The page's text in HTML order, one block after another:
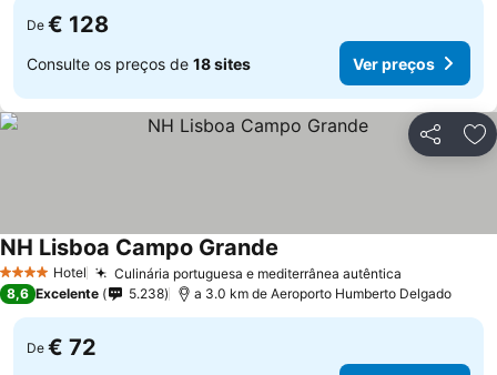
De € 128
Consulte os preços de 18 sites Ver preços
Partilhar
4 EstrelasHotel Culinária portuguesa e mediterrânea autêntica
NH Lisboa Campo Grande
8,6 Excelente 5.238 a 3.0 km de Aeroporto Humberto Delgado
De € 72